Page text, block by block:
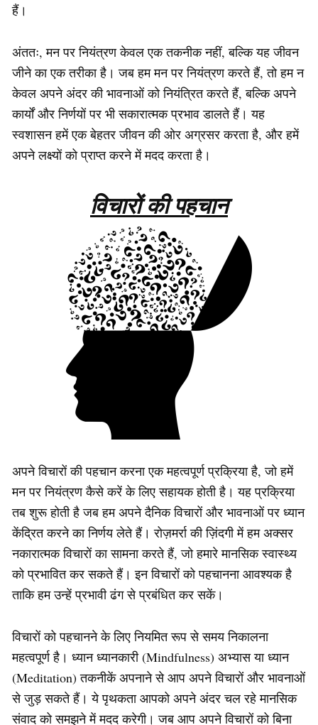
हैं।
अंततः, मन पर नियंत्रण केवल एक तकनीक नहीं, बल्कि यह जीवन
जीने का एक तरीका है। जब हम मन पर नियंत्रण करते हैं, तो हम न
केवल अपने अंदर की भावनाओं को नियंत्रित करते हैं, बल्कि अपने
कार्यों और निर्णयों पर भी सकारात्मक प्रभाव डालते हैं। यह
स्वशासन हमें एक बेहतर जीवन की ओर अग्रसर करता है, और हमें
अपने लक्ष्यों को प्राप्त करने में मदद करता है।
विचारों की पहचान
अपने विचारों की पहचान करना एक महत्वपूर्ण प्रक्रिया है, जो हमें
मन पर नियंत्रण कैसे करें के लिए सहायक होती है। यह प्रक्रिया
तब शुरू होती है जब हम अपने दैनिक विचारों और भावनाओं पर ध्यान
केंद्रित करने का निर्णय लेते हैं। रोज़मर्रा की ज़िंदगी में हम अक्सर
नकारात्मक विचारों का सामना करते हैं, जो हमारे मानसिक स्वास्थ्य
को प्रभावित कर सकते हैं। इन विचारों को पहचानना आवश्यक है
ताकि हम उन्हें प्रभावी ढंग से प्रबंधित कर सकें।
विचारों को पहचानने के लिए नियमित रूप से समय निकालना
महत्वपूर्ण है। ध्यान ध्यानकारी (Mindfulness) अभ्यास या ध्यान
(Meditation) तकनीकें अपनाने से आप अपने विचारों और भावनाओं
से जुड़ सकते हैं। ये पृथकता आपको अपने अंदर चल रहे मानसिक
संवाद को समझने में मदद करेगी। जब आप अपने विचारों को बिना